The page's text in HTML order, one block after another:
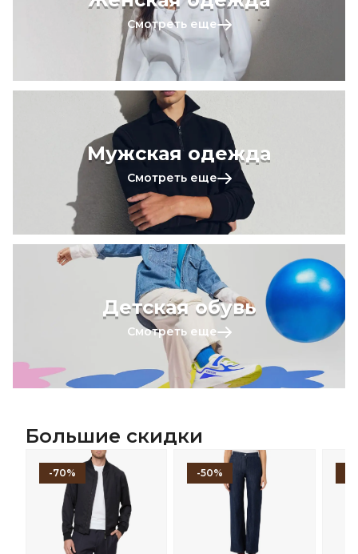
Смотреть еще
Мужская одежда
Смотреть еще
Детская обувь
Смотреть еще
Большие скидки
-70% -50%